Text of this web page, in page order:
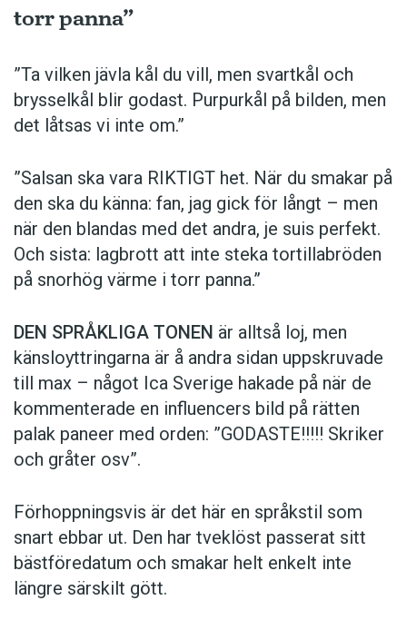
torr panna”
”Ta vilken jävla kål du vill, men svartkål och
brysselkål blir ­godast. ­Purpurkål på bilden, men
det låtsas vi inte om.”
”Salsan ska vara ­RIKTIGT het. När du smakar på
den ska du känna: fan, jag gick för långt – men
när den blandas med det andra, je suis perfekt.
Och sista: lagbrott att inte steka tortillabröden
på snorhög värme i torr panna.”
DEN SPRÅKLIGA TONEN är alltså loj, men
känsloyttringarna är å andra sidan uppskruvade
till max – något Ica Sverige hakade på när de
kommen­terade en influencers bild på rätten
palak paneer med orden: ­”GODASTE!!!!! Skriker
och gråter osv”.
Förhoppningsvis är det här en språkstil som
snart ebbar ut. Den har tveklöst passerat sitt
bästföredatum och smakar helt enkelt inte
längre särskilt gött.